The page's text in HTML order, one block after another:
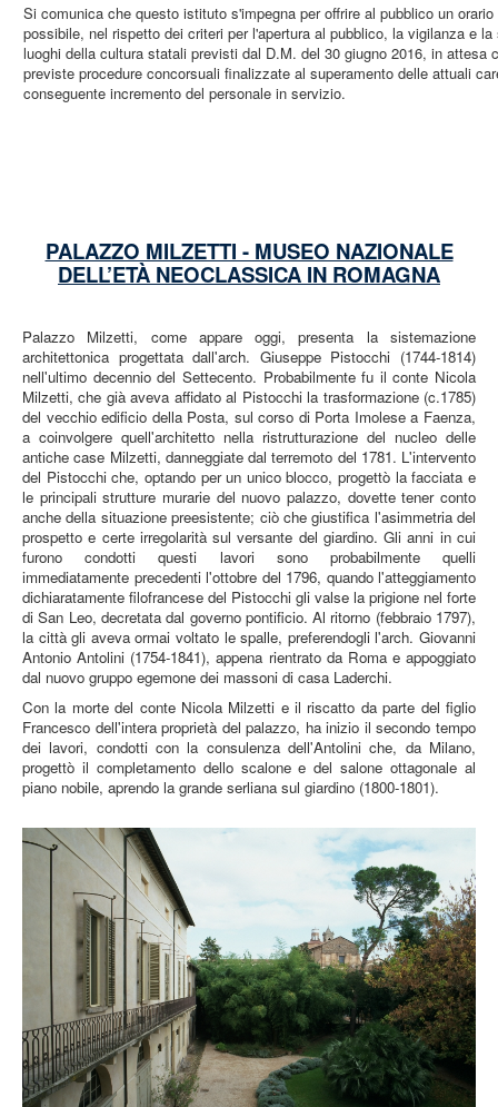
Si comunica che questo istituto s'impegna per offrire al pubblico un
possibile, nel rispetto dei criteri per l'apertura al pubblico, la vigilanza e
luoghi della cultura statali previsti dal D.M. del 30 giugno 2016, in attesa
previste procedure concorsuali finalizzate al superamento delle attuali
conseguente incremento del personale in servizio.
PALAZZO MILZETTI - MUSEO NAZIONALE
DELL’ETÀ NEOCLASSICA IN ROMAGNA
Palazzo Milzetti, come appare oggi, presenta la sistemazione
architettonica progettata dall'arch. Giuseppe Pistocchi (1744-1814)
nell'ultimo decennio del Settecento. Probabilmente fu il conte Nicola
Milzetti, che già aveva affidato al Pistocchi la trasformazione (c.1785)
del vecchio edificio della Posta, sul corso di Porta Imolese a Faenza,
a coinvolgere quell'architetto nella ristrutturazione del nucleo delle
antiche case Milzetti, danneggiate dal terremoto del 1781. L'intervento
del Pistocchi che, optando per un unico blocco, progettò la facciata e
le principali strutture murarie del nuovo palazzo, dovette tener conto
anche della situazione preesistente; ciò che giustifica l'asimmetria del
prospetto e certe irregolarità sul versante del giardino. Gli anni in cui
furono condotti questi lavori sono probabilmente quelli
immediatamente precedenti l'ottobre del 1796, quando l'atteggiamento
dichiaratamente filofrancese del Pistocchi gli valse la prigione nel forte
di San Leo, decretata dal governo pontificio. Al ritorno (febbraio 1797),
la città gli aveva ormai voltato le spalle, preferendogli l'arch. Giovanni
Antonio Antolini (1754-1841), appena rientrato da Roma e appoggiato
dal nuovo gruppo egemone dei massoni di casa Laderchi.
Con la morte del conte Nicola Milzetti e il riscatto da parte del figlio
Francesco dell'intera proprietà del palazzo, ha inizio il secondo tempo
dei lavori, condotti con la consulenza dell'Antolini che, da Milano,
progettò il completamento dello scalone e del salone ottagonale al
piano nobile, aprendo la grande serliana sul giardino (1800-1801).